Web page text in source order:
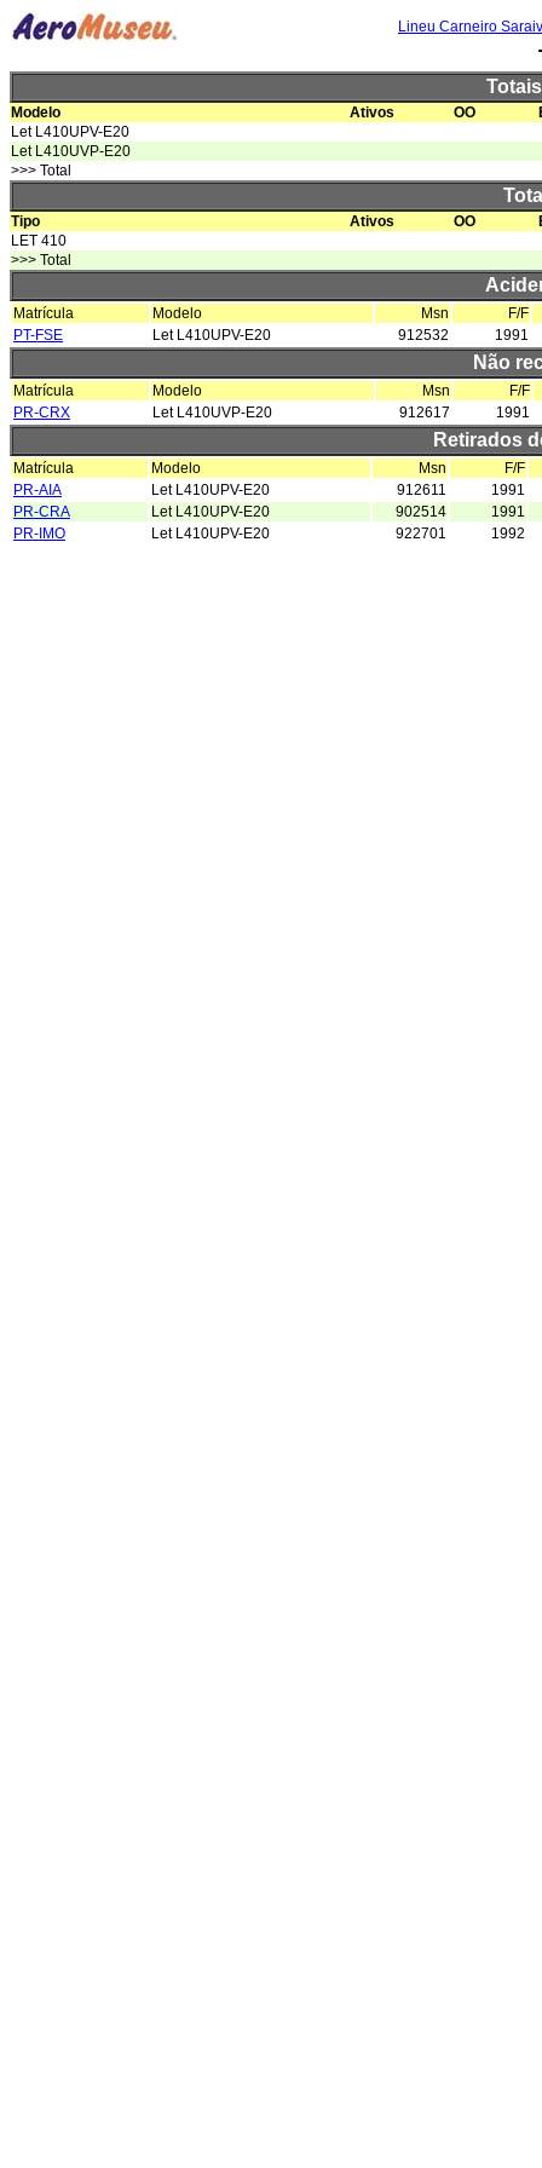
Lineu Carneiro
Modelo Ativos OO
Let L410UPV-E20
Let L410UVP-E20
>>> Total
Tipo Ativos OO
LET 410
>>> Total
Matrícula Modelo Msn
F/F
PT-FSE
Let L410UPV-E20 912532 1991
Não
Matrícula Modelo Msn
F/F
PR-CRX
Let L410UVP-E20 912617 1991
Retirados
Matrícula Modelo Msn
F/F
PR-AIA
Let L410UPV-E20 912611
1991
PR-CRA
Let L410UPV-E20 902514
1991
PR-IMO
Let L410UPV-E20 922701 1992